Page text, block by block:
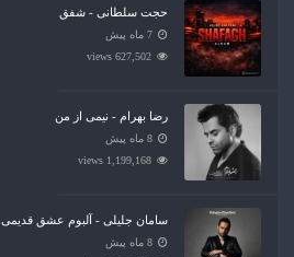
حجت سلطانی - شفق
7 ماه پیش
627,502 views
رضا بهرام - نیمی از من
8 ماه پیش
1,199,168 views
سامان جلیلی - آلبوم عشق قدیمی
8 ماه پیش